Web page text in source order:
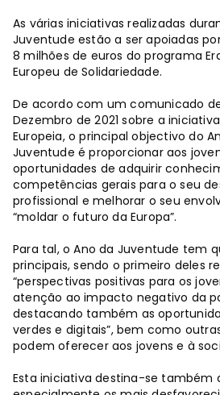
As várias iniciativas realizadas
Juventude estão a ser apoiadas
8 milhões de euros do programa
Europeu de Solidariedade.
De acordo com um comunicado
Dezembro de 2021 sobre a
Europeia, o principal objectivo do
Juventude é proporcionar aos
oportunidades de adquirir
competências gerais para o seu
profissional e melhorar o seu
“moldar o futuro da Europa”.
Para tal, o Ano da Juventude tem
principais, sendo o primeiro deles
“perspectivas positivas para os
atenção ao impacto negativo da
destacando também as
verdes e digitais”, bem como
podem oferecer aos jovens e à
Esta iniciativa destina-se também